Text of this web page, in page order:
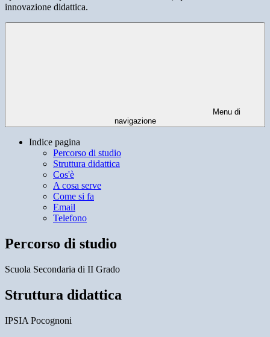
innovazione didattica.
Menu di
navigazione
Indice pagina
Percorso di studio
Struttura didattica
Cos'è
A cosa serve
Come si fa
Email
Telefono
Percorso di studio
Scuola Secondaria di II Grado
Struttura didattica
IPSIA Pocognoni